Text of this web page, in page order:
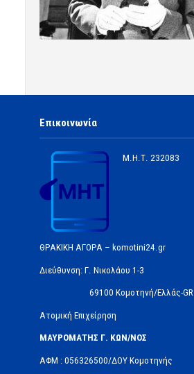
Επικοινωνία
Μ.Η.Τ. 232083
ΘΡΑΚΙΚΗ ΑΓΟΡΑ – komotini24.gr
Διεύθυνση: Γ. Νικολάου 1-3
69100 Κομοτηνή/Ελλάς-GR
Ατομική Επιχείρηση
ΜΑΥΡΟΜΑΤΗΣ Γ. ΚΩΝ/ΝΟΣ
ΑΦΜ : 056326500/ΔOΥ Κομοτηνής